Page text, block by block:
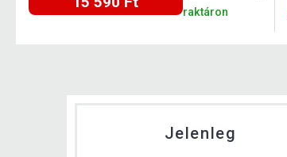
raktáron
Jelenleg